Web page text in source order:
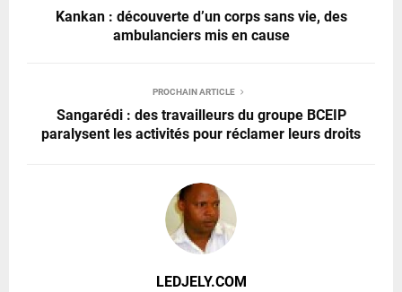
Kankan : découverte d’un corps sans vie, des
ambulanciers mis en cause
PROCHAIN ARTICLE
Sangarédi : des travailleurs du groupe BCEIP
paralysent les activités pour réclamer leurs droits
LEDJELY.COM